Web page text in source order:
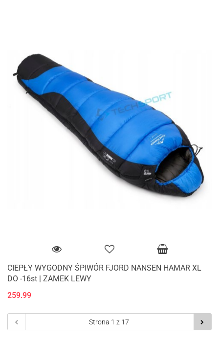
CIEPŁY WYGODNY ŚPIWÓR FJORD NANSEN HAMAR XL
DO -16st | ZAMEK LEWY
259.99